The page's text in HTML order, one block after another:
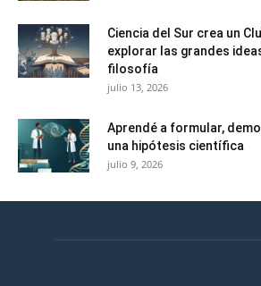
Ciencia del Sur crea un
explorar las grandes
filosofía
julio 13, 2026
Aprendé a formular,
una hipótesis científica
julio 9, 2026